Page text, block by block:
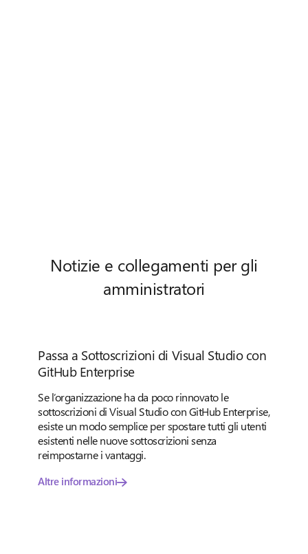
Notizie e collegamenti per gli
amministratori
Passa a Sottoscrizioni di Visual Studio con
GitHub Enterprise
Se l’organizzazione ha da poco rinnovato le
sottoscrizioni di Visual Studio con GitHub Enterprise,
esiste un modo semplice per spostare tutti gli utenti
esistenti nelle nuove sottoscrizioni senza
reimpostarne i vantaggi.
Altre informazioni